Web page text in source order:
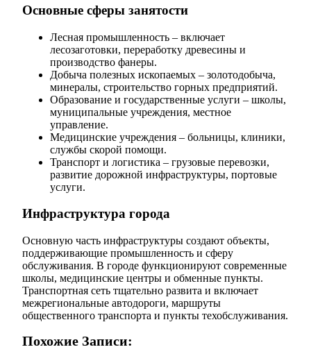
Основные сферы занятости
Лесная промышленность – включает
лесозаготовки, переработку древесины и
производство фанеры.
Добыча полезных ископаемых – золотодобыча,
минералы, строительство горных предприятий.
Образование и государственные услуги – школы,
муниципальные учреждения, местное
управление.
Медицинские учреждения – больницы, клиники,
службы скорой помощи.
Транспорт и логистика – грузовые перевозки,
развитие дорожной инфраструктуры, портовые
услуги.
Инфраструктура города
Основную часть инфраструктуры создают объекты,
поддерживающие промышленность и сферу
обслуживания. В городе функционируют современные
школы, медицинские центры и обменные пункты.
Транспортная сеть тщательно развита и включает
межрегиональные автодороги, маршруты
общественного транспорта и пункты техобслуживания.
Похожие Записи: